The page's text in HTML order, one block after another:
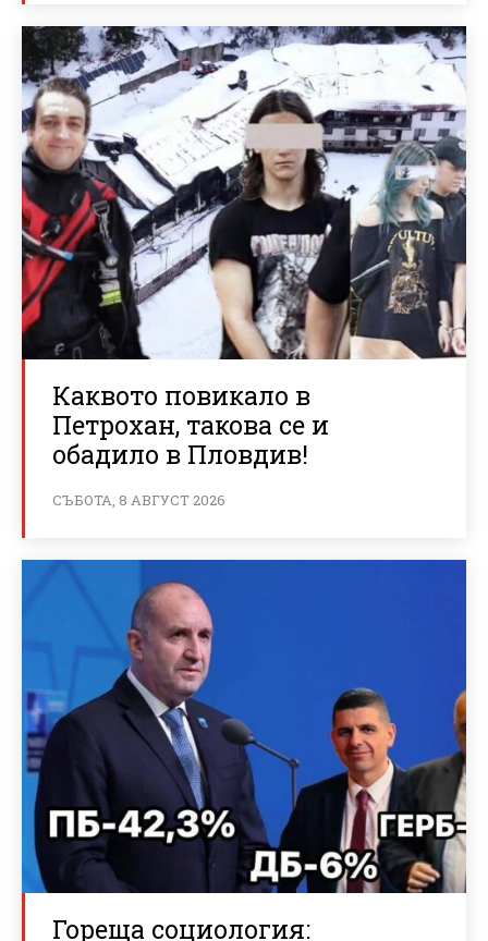
Каквото повикало в
Петрохан, такова се и
обадило в Пловдив!
СЪБОТА, 8 АВГУСТ 2026
Гореща социология: